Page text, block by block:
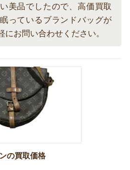
美品でしたので、高価買取
っているブランドバッグが
にお問い合わせください。
の買取価格